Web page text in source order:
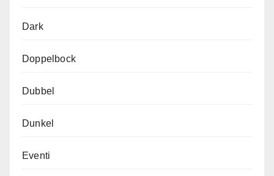
Dark
Doppelbock
Dubbel
Dunkel
Eventi